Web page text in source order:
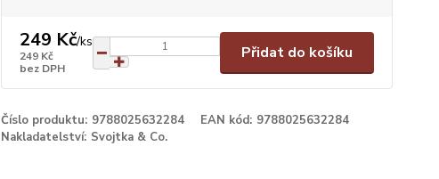
249 Kč/ks
249 Kč
bez DPH
Přidat do košíku
Číslo produktu: 9788025632284 EAN kód: 9788025632284
Nakladatelství: Svojtka & Co.